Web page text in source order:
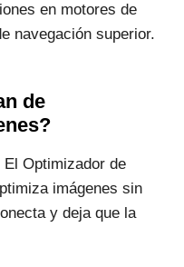
en motores de
navegación superior.
de
El Optimizador de
imágenes sin
y deja que la